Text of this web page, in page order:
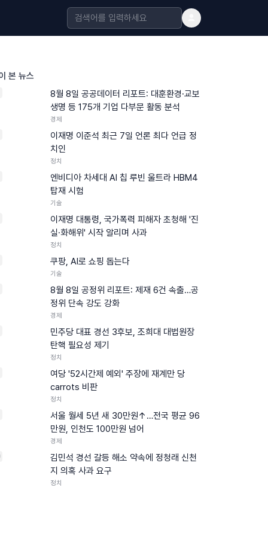
본 뉴스
8월 8일 공공데이터 리포트: 대훈환경·교보
생명 등 175개 기업 다부문 활동 분석
경제
이재명 이준석 최근 7일 언론 최다 언급 정
치인
정치
엔비디아 차세대 AI 칩 루빈 울트라 HBM4
탑재 시험
기술
이재명 대통령, 국가폭력 피해자 초청해 '진
실·화해위' 시작 알리며 사과
정치
쿠팡, AI로 쇼핑 돕는다
기술
8월 8일 공정위 리포트: 제재 6건 속출…공
정위 단속 강도 강화
경제
민주당 대표 경선 3후보, 조희대 대법원장
탄핵 필요성 제기
정치
여당 '52시간제 예외' 주장에 재계만 당
carrots 비판
정치
서울 월세 5년 새 30만원↑…전국 평균 96
만원, 인천도 100만원 넘어
경제
김민석 경선 갈등 해소 약속에 정청래 신천
지 의혹 사과 요구
정치